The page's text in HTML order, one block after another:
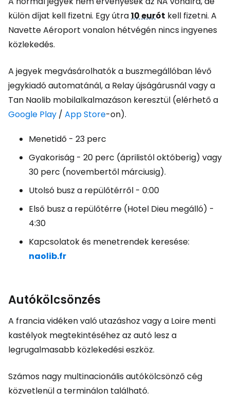
külön díjat kell fizetni. Egy útra10 eurót kell fizetni. A
Navette Aéroport vonalon hétvégén nincs ingyenes
közlekedés.
A jegyek megvásárolhatók a buszmegállóban lévő
jegykiadó automatánál, a Relay újságárusnál vagy a
Tan Naolib mobilalkalmazáson keresztül (elérhető a
Google Play / App Store-on).
Menetidő - 23 perc
Gyakoriság - 20 perc (áprilistól októberig) vagy
30 perc (novembertől márciusig).
Utolsó busz a repülőtérről - 0:00
Első busz a repülőtérre (Hotel Dieu megálló) -
4:30
Kapcsolatok és menetrendek keresése:
naolib.fr
Autókölcsönzés
A francia vidéken való utazáshoz vagy a Loire menti
kastélyok megtekintéséhez az autó lesz a
legrugalmasabb közlekedési eszköz.
Számos nagy multinacionális autókölcsönző cég
közvetlenül a terminálon található.